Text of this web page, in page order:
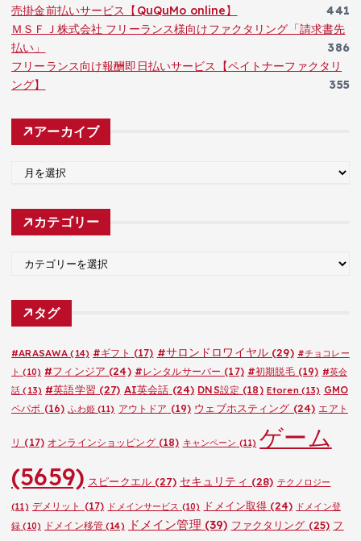
売掛金前払いサービス【QuQuMo online】
441
ＭＳＦＪ株式会社 フリーランス様向けファクタリング「請求書先
払い」
386
フリーランス向け報酬即日払いサービス【ペイトナーファクタリ
ング】
355
アーカイブ
カ
カテゴリー
ゴ
タグ
#ARASAWA (14) #ギフト (17) #サロンドロワイヤル(29) #チョコレー
ト (10) #フィンジア (24) #レンタルサーバー (17) #初期脱毛(19) #英会
話 (13) #英語学習 (27) AI英会話 (24) DNS設定 (18) Etoren(13) GMO
ペパボ (16) ふわ姫(11) アウトドア (19) ウェブホスティング (24) エアト
リ (17) オンラインショッピング(18) キャンペーン (11) ゲーム
(5659) スピークエル(27) セキュリティ (28) テクノロジー
(11) デメリット (17) ドメインサービス (10) ドメイン取得 (24) ドメイン登
録 (10) ドメイン移管(14) ドメイン管理 (39) ファクタリング (25) フ